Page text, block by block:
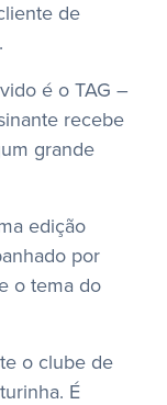
de
é o TAG –
recebe
grande
edição
por
o tema do
o clube de
É